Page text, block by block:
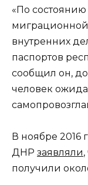
«По состоянию
внутренних
паспортов
сообщил он,
человек
В ноябре 2016
ДНР заявляли
получили